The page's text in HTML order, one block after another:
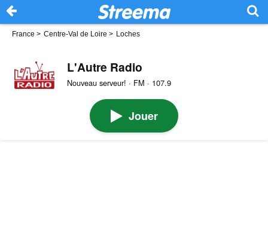
France > Centre-Val de Loire > Loches
L'Autre Radio
Nouveau serveur! · FM · 107.9
Jouer